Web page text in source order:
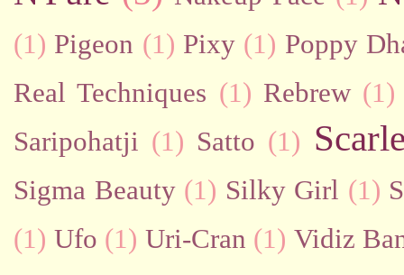
(1) Pigeon (1) Pixy (1) Poppy
Real Techniques (1) Rebrew (1)
Saripohatji (1) Satto (1)
Sigma Beauty (1) Silky Girl (1)
(1) Ufo (1) Uri-Cran (1) Vidiz